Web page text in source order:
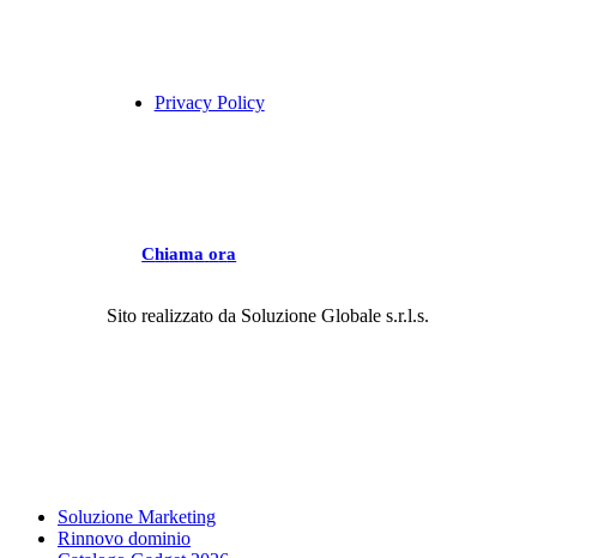
Privacy Policy
Chiama ora
Sito realizzato da Soluzione Globale s.r.l.s.
Close
Menu
Soluzione Marketing
Rinnovo dominio